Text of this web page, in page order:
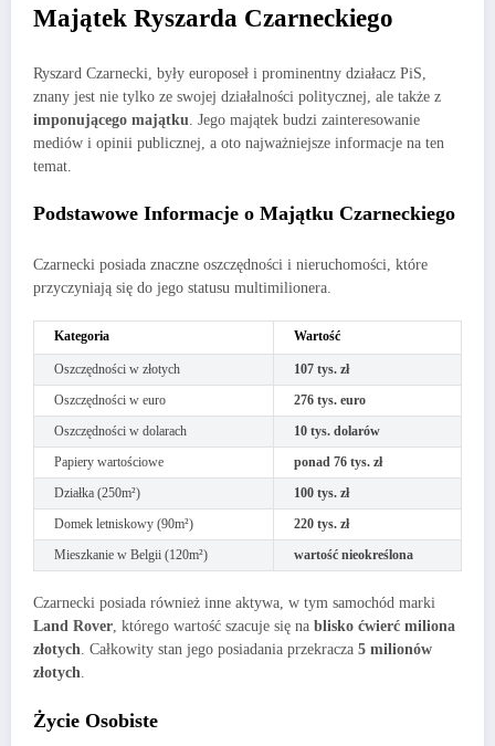
Majątek Ryszarda Czarneckiego
Ryszard Czarnecki, były europoseł i prominentny działacz PiS,
znany jest nie tylko ze swojej działalności politycznej, ale także z
imponującego majątku . Jego majątek budzi zainteresowanie
mediów i opinii publicznej, a oto najważniejsze informacje na ten
temat.
Podstawowe Informacje o Majątku Czarneckiego
Czarnecki posiada znaczne oszczędności i nieruchomości, które
przyczyniają się do jego statusu multimilionera.
Kategoria Wartość
Oszczędności w złotych
107 tys. zł
Oszczędności w euro
276 tys. euro
Oszczędności w dolarach
10 tys. dolarów
Papiery wartościowe
ponad 76 tys. zł
Działka (250m²)
100 tys. zł
Domek letniskowy (90m²)
220 tys. zł
Mieszkanie w Belgii (120m²)
wartość nieokreślona
Czarnecki posiada również inne aktywa, w tym samochód marki
Land Rover, którego wartość szacuje się na blisko ćwierć miliona
złotych. Całkowity stan jego posiadania przekracza 5 milionów
złotych.
Życie Osobiste